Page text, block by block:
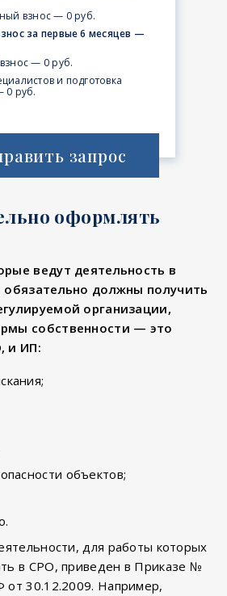
взнос — 0 руб.
за первые 6 месяцев —
— 0 руб.
и подготовка
0 руб.
запрос
оформлять
ведут деятельность в
обязательно должны получить
организации,
собственности — это
и ИП:
объектов;
для работы которых
в СРО, приведен в Приказе №
30.12.2009. Например,